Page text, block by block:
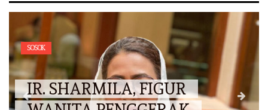
SOSOK
IR. SHARMILA, FIGUR